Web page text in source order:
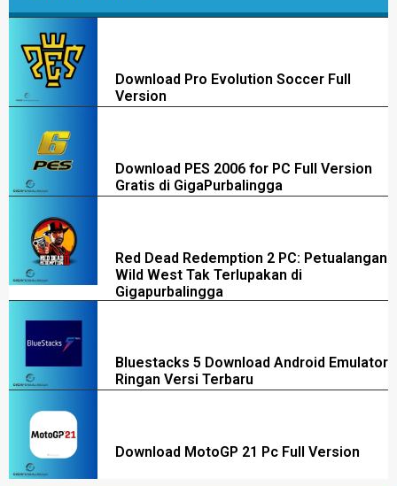
Download Pro Evolution Soccer Full
Version
Download PES 2006 for PC Full Version
Gratis di GigaPurbalingga
Red Dead Redemption 2 PC: Petualangan
Wild West Tak Terlupakan di
Gigapurbalingga
Bluestacks 5 Download Android Emulator
Ringan Versi Terbaru
Download MotoGP 21 Pc Full Version